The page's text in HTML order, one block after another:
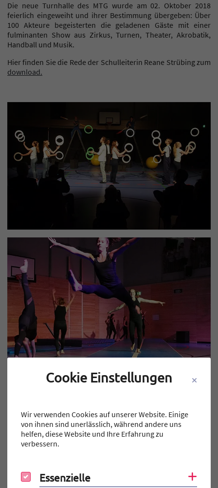
Die neue Turnhalle des MTG wurde am 02. Oktober 2018
feierlich eingeweiht und ihrer Bestimmung übergeben: Über
100 Akteure begeisterten die geladenen Gäste mit einer
fulminanten Show aus Zirkus, Turnen, Theater, Akrobatik,
Handball und Musik.
Hier finden Sie die Rede der Schulleiterin Reane Strübing zum
download.
Cookie Einstellungen
Wir verwenden Cookies auf unserer Website. Einige
von ihnen sind unerlässlich, während andere uns
helfen, diese Website und Ihre Erfahrung zu
verbessern.
Essenzielle
Essenzielle